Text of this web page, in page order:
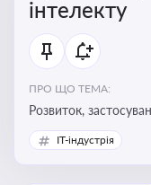
інтелекту
ПРО ЩО ТЕМА:
Розвиток,
інтелекту в різних
до державного
IT-індустрія